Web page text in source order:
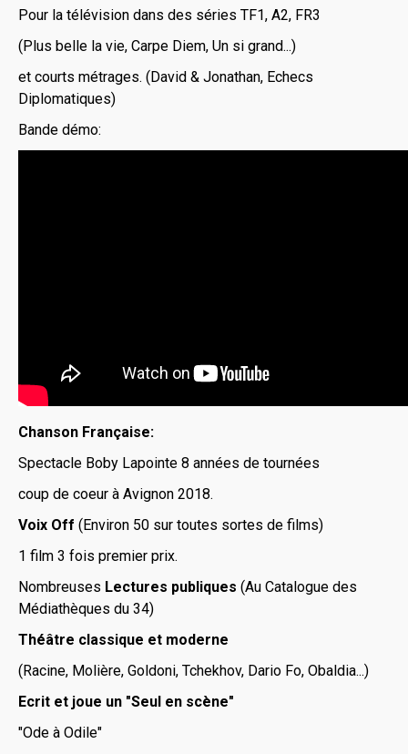
Pour la télévision dans des séries TF1, A2, FR3
(Plus belle la vie, Carpe Diem, Un si grand...)
et courts métrages. (David & Jonathan, Echecs
Diplomatiques)
Bande démo:
Chanson Française:
Spectacle Boby Lapointe 8 années de tournées
coup de coeur à Avignon 2018.
Voix Off (Environ 50 sur toutes sortes de films)
1 film 3 fois premier prix.
Nombreuses Lectures publiques (Au Catalogue des
Médiathèques du 34)
Théâtre classique et moderne
(Racine, Molière, Goldoni, Tchekhov, Dario Fo, Obaldia...)
Ecrit et joue un "Seul en scène"
"Ode à Odile"